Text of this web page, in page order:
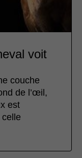
voit
couche
de l’œil,
est